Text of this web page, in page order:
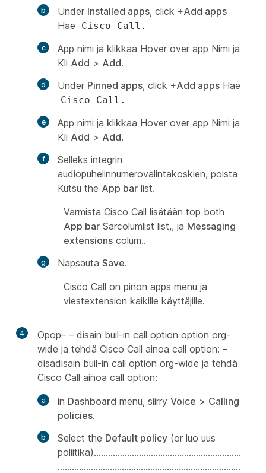
Under Installed apps, click +Add apps
Hae
Cisco Call.
App nimi ja klikkaa Hover over app Nimi ja
Kli Add > Add.
Under Pinned apps, click +Add apps Hae
Cisco Call.
App nimi ja klikkaa Hover over app Nimi ja
Kli Add > Add.
Selleks integrin
audiopuhelinnumerovalintakoskien, poista
Kutsu the App bar list.
Varmista Cisco Call lisätään top both
App bar Sarcolumlist list,, ja Messaging
extensions colum..
Napsauta Save.
Cisco Call on pinon apps menu ja
viestextension kaikille käyttäjille.
4
Opop– – disain buil-in call option option org-
wide ja tehdä Cisco Call ainoa call option: –
disadisain buil-in call option org-wide ja tehdä
Cisco Call ainoa call option:
in Dashboard menu, siirry Voice > Calling
policies.
Select the Default policy (or luo uus
poliitika)..............................................................
.............................................................................